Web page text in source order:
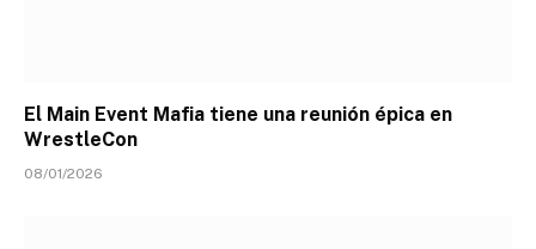
El Main Event Mafia tiene una reunión épica en
WrestleCon
08/01/2026